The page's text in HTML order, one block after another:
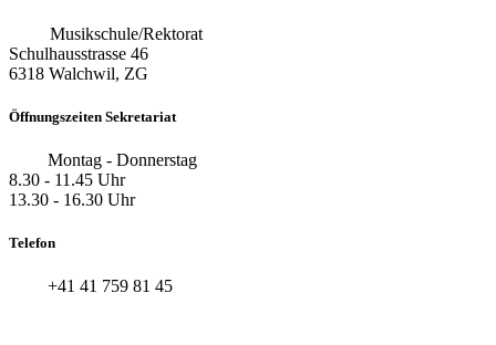
Musikschule/Rektorat
Schulhausstrasse 46
6318 Walchwil, ZG
Öffnungszeiten Sekretariat
Montag - Donnerstag
8.30 - 11.45 Uhr
13.30 - 16.30 Uhr
Telefon
+41 41 759 81 45